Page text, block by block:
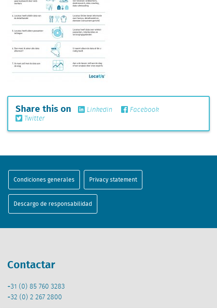
Share this on Linkedin
Facebook
Twitter
Condiciones generales Privacy statement
Descargo de responsabilidad
Contactar
+31 (0) 85 760 3283
+32 (0) 2 267 2800